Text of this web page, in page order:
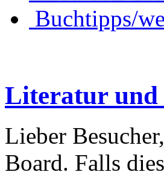
Buchtipps/
Literatur und
Lieber
Board. Falls